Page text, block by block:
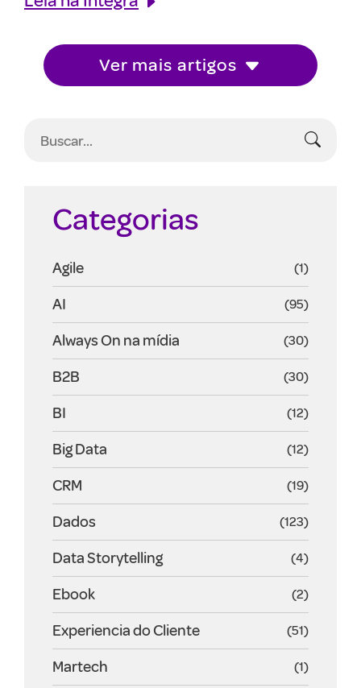
Ver mais artigos
Categorias
Agile (1)
AI (95)
Always On na mídia (30)
B2B (30)
BI (12)
Big Data (12)
CRM (19)
Dados (123)
Data Storytelling (4)
Ebook (2)
Experiencia do Cliente (51)
Martech (1)